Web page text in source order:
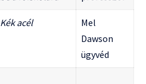
Kék acél
Mel
Dawson
ügyvéd